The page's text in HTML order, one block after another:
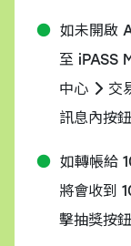
如未開啟
至 iPASS
中心
交
訊息內按
如轉帳給
將會收到
擊抽獎按